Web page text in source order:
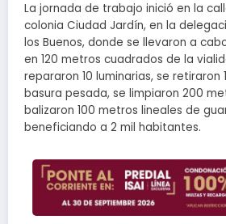
La jornada de trabajo inició en la
colonia Ciudad Jardín, en la
los Buenos, donde se llevaron a
en 120 metros cuadrados de la
repararon 10 luminarias, se retiraron
basura pesada, se limpiaron 200
balizaron 100 metros lineales de
beneficiando a 2 mil habitantes.